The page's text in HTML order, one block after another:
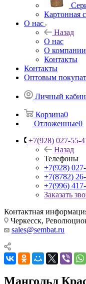
Картонная
О нас
Назад
О нас
О компании
Контакты
Контакты
Оптовым
Личный
Корзина0
Отложенные0
+7(928) 027-55-
Назад
Телефоны
+7(928)
+7(8782)
+7(996)
Заказать
Контактная
Черкесск,
sales@sembat.ru
Мангольд